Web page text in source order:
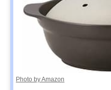
Photo by Amazon